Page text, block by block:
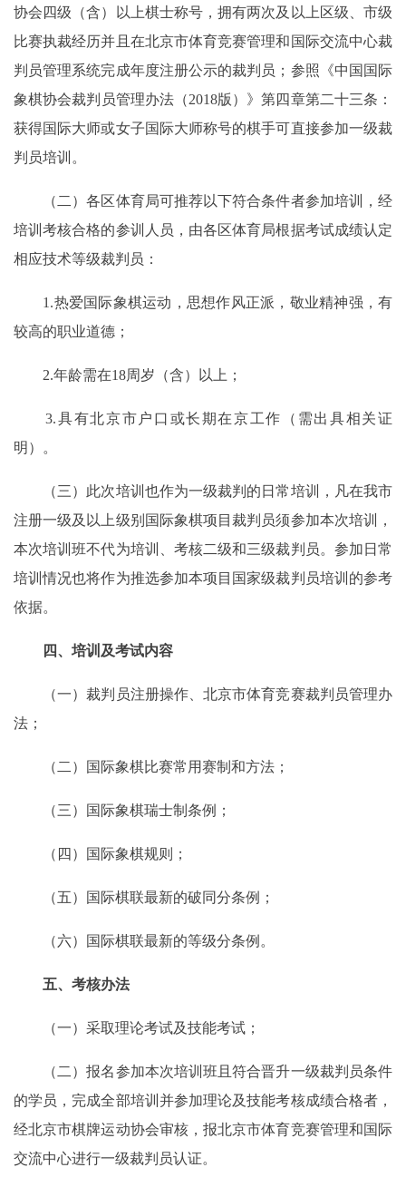
协会四级（含）以上棋士称号，拥有两次及以上区级、市级
比赛执裁经历并且在北京市体育竞赛管理和国际交流中心裁
判员管理系统完成年度注册公示的裁判员；参照《中国国际
象棋协会裁判员管理办法（2018版）》第四章第二十三条：
获得国际大师或女子国际大师称号的棋手可直接参加一级裁
判员培训。
（二）各区体育局可推荐以下符合条件者参加培训，经
培训考核合格的参训人员，由各区体育局根据考试成绩认定
相应技术等级裁判员：
1.热爱国际象棋运动，思想作风正派，敬业精神强，有
较高的职业道德；
2.年龄需在18周岁（含）以上；
3.具有北京市户口或长期在京工作（需出具相关证
明）。
（三）此次培训也作为一级裁判的日常培训，凡在我市
注册一级及以上级别国际象棋项目裁判员须参加本次培训，
本次培训班不代为培训、考核二级和三级裁判员。参加日常
培训情况也将作为推选参加本项目国家级裁判员培训的参考
依据。
四、培训及考试内容
（一）裁判员注册操作、北京市体育竞赛裁判员管理办
法；
（二）国际象棋比赛常用赛制和方法；
（三）国际象棋瑞士制条例；
（四）国际象棋规则；
（五）国际棋联最新的破同分条例；
（六）国际棋联最新的等级分条例。
五、考核办法
（一）采取理论考试及技能考试；
（二）报名参加本次培训班且符合晋升一级裁判员条件
的学员，完成全部培训并参加理论及技能考核成绩合格者，
经北京市棋牌运动协会审核，报北京市体育竞赛管理和国际
交流中心进行一级裁判员认证。